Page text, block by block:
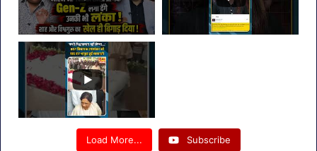
Load More... Subscribe